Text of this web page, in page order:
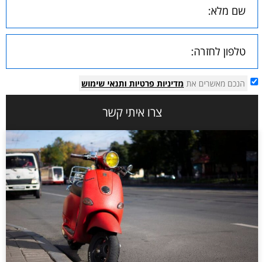
הנכם מאשרים את מדיניות פרטיות ותנאי שימוש
צרו איתי קשר